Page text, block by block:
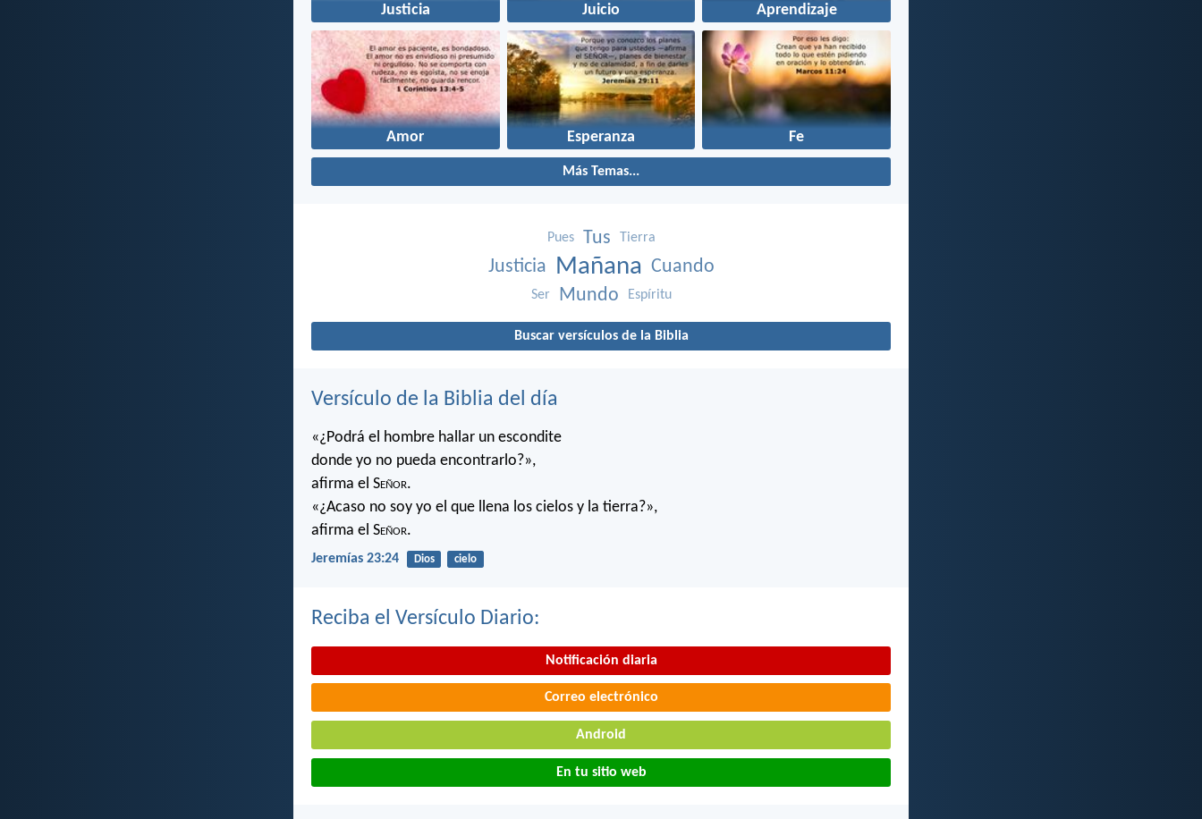
Justicia Juicio Aprendizaje
Amor Esperanza Fe
Más Temas...
Pues Tus Tierra
Justicia Mañana Cuando
Ser Mundo Espíritu
Buscar versículos de la Biblia
Versículo de la Biblia del día
«¿Podrá el hombre hallar un escondite
donde yo no pueda encontrarlo?»,
afirma el Señor.
«¿Acaso no soy yo el que llena los cielos y la tierra?»,
afirma el Señor.
Jeremías 23:24 Dios cielo
Reciba el Versículo Diario:
Notificación diaria
Correo electrónico
Android
En tu sitio web